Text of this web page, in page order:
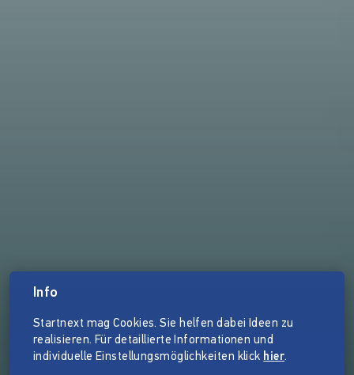
Info
Startnext mag Cookies. Sie helfen dabei Ideen zu
realisieren. Für detaillierte Informationen und
individuelle Einstellungsmöglichkeiten klick hier.